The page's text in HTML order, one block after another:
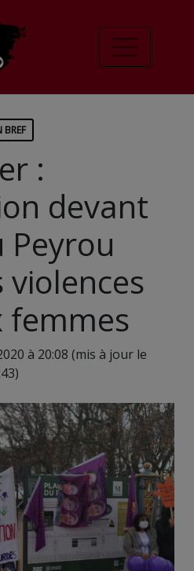
BREF
:
devant
Peyrou
femmes
à 20:08 (mis à jour le